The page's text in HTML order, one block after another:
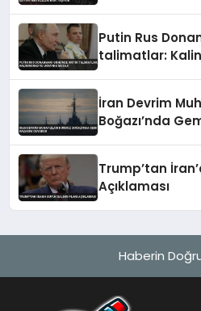
Putin Rus
talimatlar:
İran Devrim
Boğazı’nda
Trump’tan
Açıklaması
Haberin